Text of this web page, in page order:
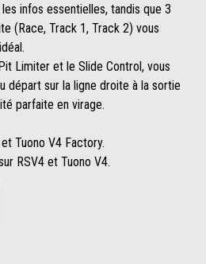
infos essentielles, tandis que 3
(Race, Track 1, Track 2) vous
Limiter et le Slide Control, vous
départ sur la ligne droite à la sortie
parfaite en virage.
Tuono V4 Factory.
RSV4 et Tuono V4.